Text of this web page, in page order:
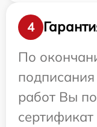
4
По
работ Вы